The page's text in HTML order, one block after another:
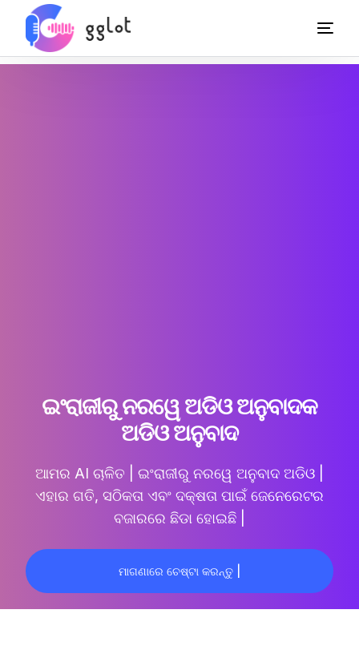
ଇଂରାଜୀରୁ ନରୱେ ଅଡିଓ ଅନୁବାଦକ
ଅଡିଓ ଅନୁବାଦ
ଆମର AI ଚାଳିତ | ଇଂରାଜୀରୁ ନରୱେ ଅନୁବାଦ ଅଡିଓ |
ଏହାର ଗତି, ସଠିକତା ଏବଂ ଦକ୍ଷତା ପାଇଁ ଜେନେରେଟର
ବଜାରରେ ଛିଡା ହୋଇଛି |
ମାଗଣାରେ ଚେଷ୍ଟା କରନ୍ତୁ |